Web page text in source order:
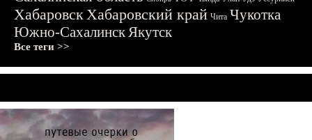
ХабаровскХабаровский край Чита Чукотка
Южно-СахалинскЯкутск
Все теги >>